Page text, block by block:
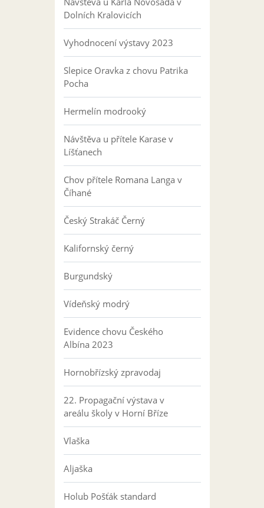
Dolních Kralovicích
Vyhodnocení výstavy 2023
Slepice Oravka z chovu Patrika
Pocha
Hermelín modrooký
Návštěva u přítele Karase v
Líšťanech
Chov přítele Romana Langa v
Číhané
Český Strakáč Černý
Kalifornský černý
Burgundský
Vídeňský modrý
Evidence chovu Českého
Albína 2023
Hornobřízský zpravodaj
22. Propagační výstava v
areálu školy v Horní Bříze
Vlaška
Aljaška
Holub Pošťák standard